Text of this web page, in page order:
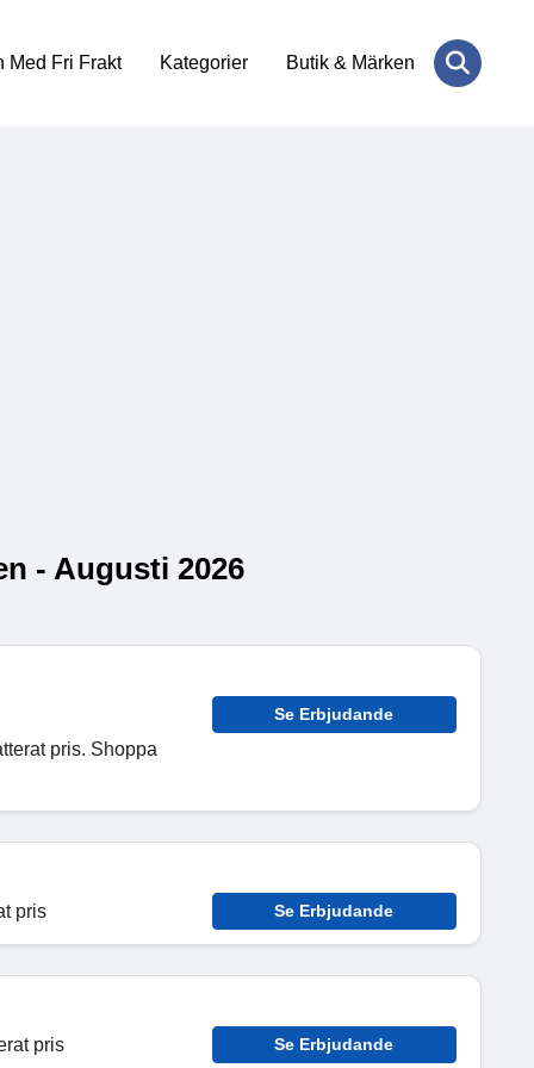
Med Fri Frakt Kategorier Butik & Märken
- Augusti 2026
pris. Shoppa
Se Erbjudande
pris Se Erbjudande
pris Se Erbjudande